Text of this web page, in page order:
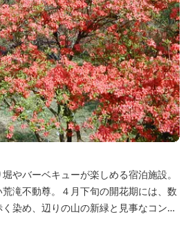
やバーベキューが楽しめる宿泊施設。
滝不動尊。４月下旬の開花期には、数
染め、辺りの山の新緑と見事なコント
阪 ...